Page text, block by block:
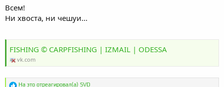
Всем!
Ни хвоста, ни чешуи...
FISHING © CARPFISHING | IZMAIL | ODESSA
vk.com
РНа это отреагировал(а) SVD